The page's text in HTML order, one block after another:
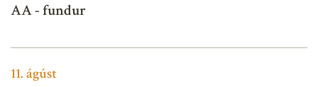
AA - fundur
11.ágúst